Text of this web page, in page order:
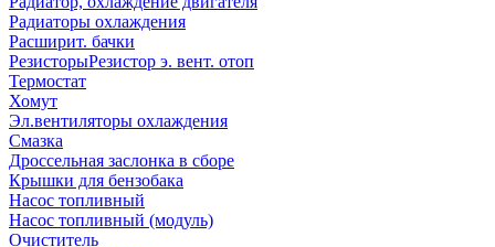
Радиаторы охлаждения
Расширит. бачки
РезисторыРезистор э. вент. отоп
Термостат
Хомут
Эл.вентиляторы охлаждения
Смазка
Дроссельная заслонка в сборе
Крышки для бензобака
Насос топливный
Насос топливный (модуль)
Очиститель